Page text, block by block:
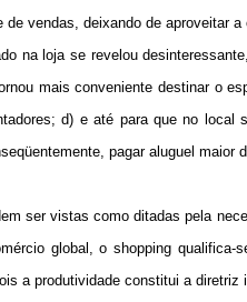
de vendas, deixando de aproveitar
na loja se revelou
mais conveniente destinar o
d) e até para que no
pagar aluguel maior
ser vistas como ditadas pela
global, o shopping qualifica-
a produtividade constitui a